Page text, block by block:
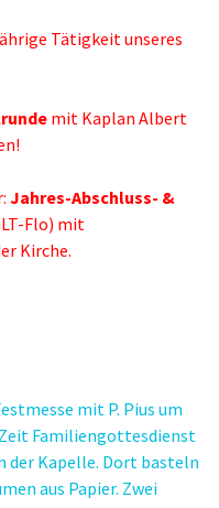
Tätigkeit unseres
mit Kaplan Albert
Jahres-Abschluss- &
Flo) mit
Kirche.
mit P. Pius um
Familiengottesdienst
der Kapelle. Dort basteln
aus Papier. Zwei